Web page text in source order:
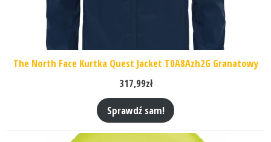
The North Face Kurtka Quest Jacket T0A8Azh2G Granatowy
317,99zł
Sprawdź sam!